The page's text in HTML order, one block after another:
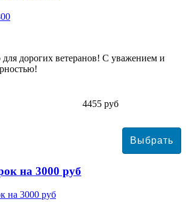
дорогих ветеранов! С уважением и
4455 руб
на 3000 руб